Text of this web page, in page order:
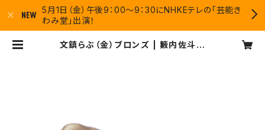
5月1日（金）午後9：00〜9：30にNHKEテレの「芸能き
わみ堂」出演！
文鎮らぶ（金）ブロンズ | 籔内佐斗司